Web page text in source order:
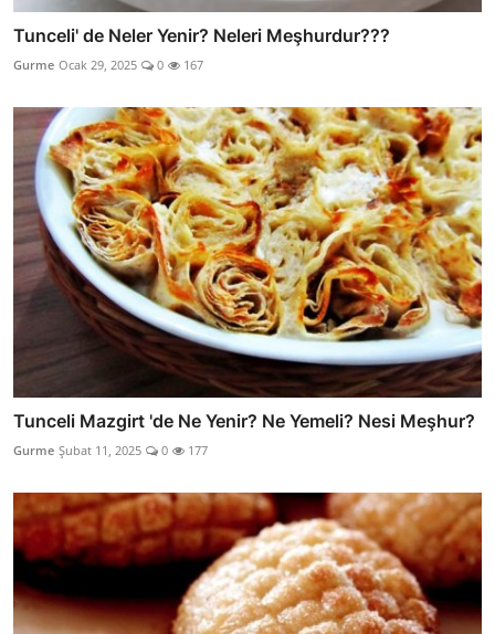
Tunceli' de Neler Yenir? Neleri Meşhurdur???
Gurme Ocak 29, 2025 0 167
Tunceli Mazgirt 'de Ne Yenir? Ne Yemeli? Nesi Meşhur?
Gurme Şubat 11, 2025 0 177